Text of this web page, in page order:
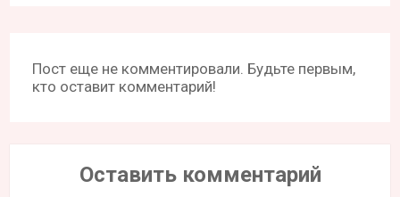
Пост еще не комментировали. Будьте первым,
кто оставит комментарий!
Оставить комментарий